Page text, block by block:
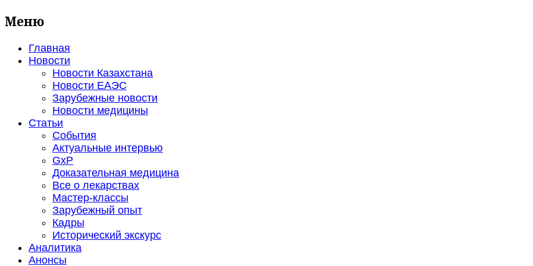
Меню
Главная
Новости
Новости Казахстана
Новости ЕАЭС
Зарубежные новости
Новости медицины
Статьи
События
Актуальные интервью
GxP
Доказательная медицина
Все о лекарствах
Мастер-классы
Зарубежный опыт
Кадры
Исторический экскурс
Аналитика
Анонсы